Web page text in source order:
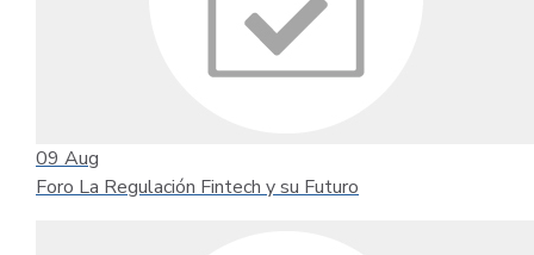
09 Aug
Foro La Regulación Fintech y su Futuro